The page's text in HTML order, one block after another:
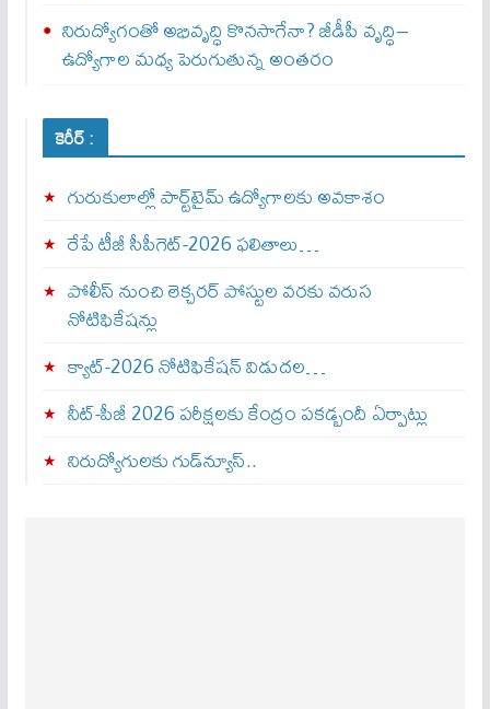
నిరుద్యోగంతో అభివృద్ధి కొనసాగేనా? జీడీపీ వృద్ధి–
ఉద్యోగాల మధ్య పెరుగుతున్న అంతరం
కెరీర్ :
గురుకులాల్లో పార్ట్‌టైమ్ ఉద్యోగాలకు అవకాశం
రేపే టీజీ సీపీగెట్‌-2026 ఫలితాలు…
పోలీస్ నుంచి లెక్చరర్ పోస్టుల వరకు వరుస
నోటిఫికేషన్లు
క్యాట్-2026 నోటిఫికేషన్ విడుదల…
నీట్-పీజీ 2026 పరీక్షలకు కేంద్రం పకడ్బందీ ఏర్పాట్లు
నిరుద్యోగులకు గుడ్‌న్యూస్..